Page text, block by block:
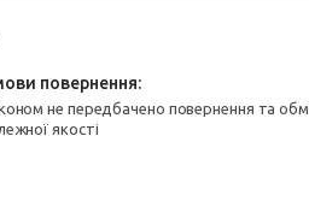
якості